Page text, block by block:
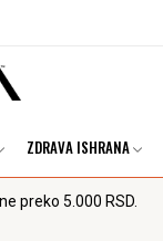
ZDRAVA ISHRANA
preko 5.000 RSD.